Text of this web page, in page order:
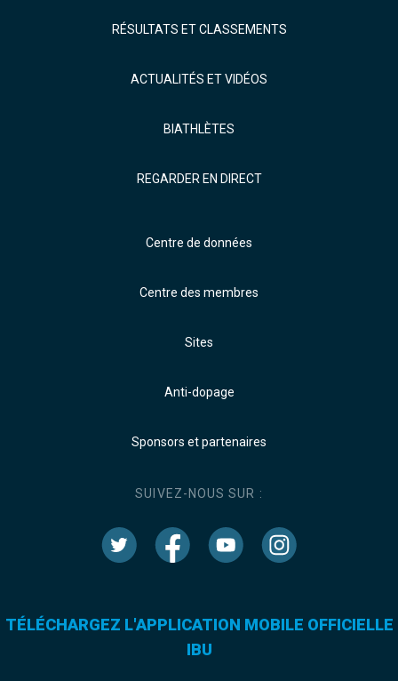
RÉSULTATS ET CLASSEMENTS
ACTUALITÉS ET VIDÉOS
BIATHLÈTES
REGARDER EN DIRECT
Centre de données
Centre des membres
Sites
Anti-dopage
Sponsors et partenaires
SUIVEZ-NOUS SUR :
TÉLÉCHARGEZ L'APPLICATION MOBILE OFFICIELLE
IBU